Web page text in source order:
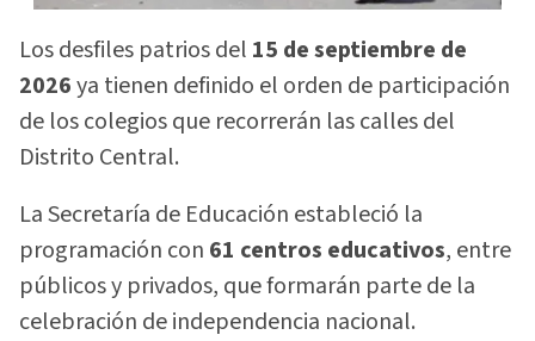
Los desfiles patrios del 15 de septiembre de
2026ya tienen definido el orden de participación
de los colegios que recorrerán las calles del
Distrito Central.
La Secretaría de Educación estableció la
programación con 61 centros educativos, entre
públicos y privados, que formarán parte de la
celebración de independencia nacional.